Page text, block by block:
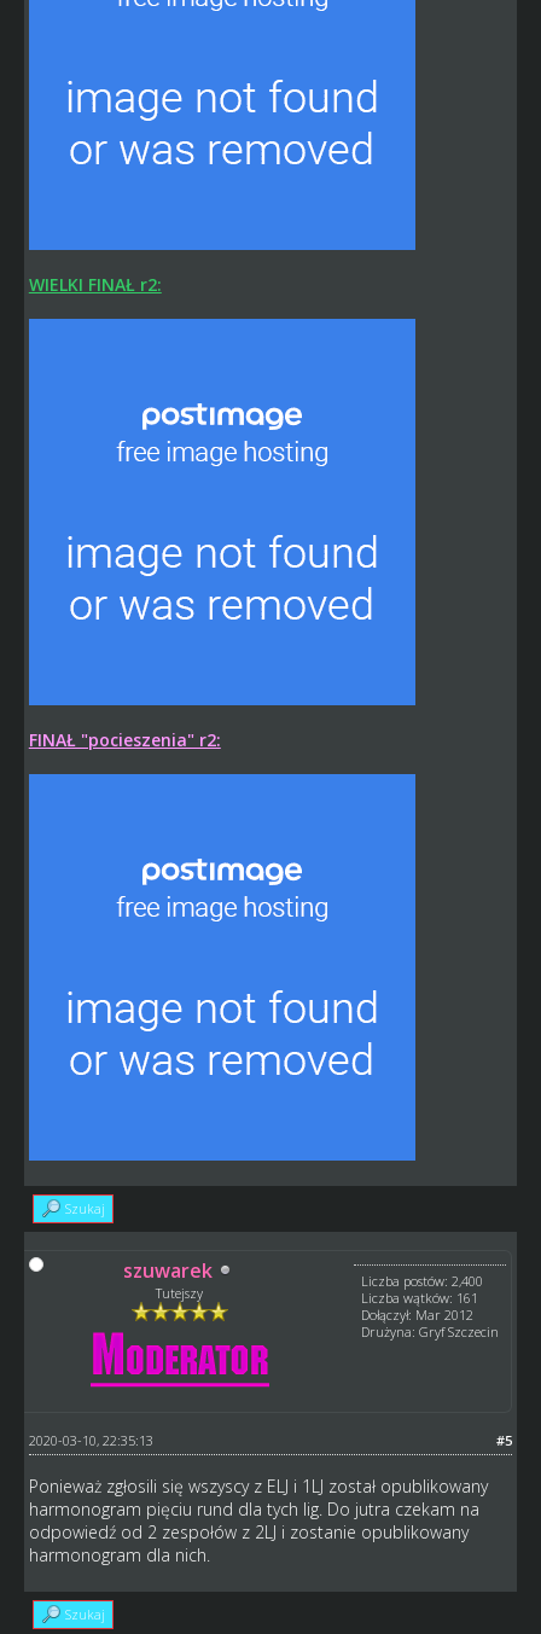
WIELKI FINAŁ r2:
FINAŁ "pocieszenia" r2:
Szukaj
szuwarek
Tutejszy
Liczba postów: 2,400
Liczba wątków: 161
Dołączył: Mar 2012
Drużyna: Gryf Szczecin
#5
2020-03-10, 22:35:13
Ponieważ zgłosili się wszyscy z ELJ i 1LJ został opublikowany
harmonogram pięciu rund dla tych lig. Do jutra czekam na
odpowiedź od 2 zespołów z 2LJ i zostanie opublikowany
harmonogram dla nich.
Szukaj